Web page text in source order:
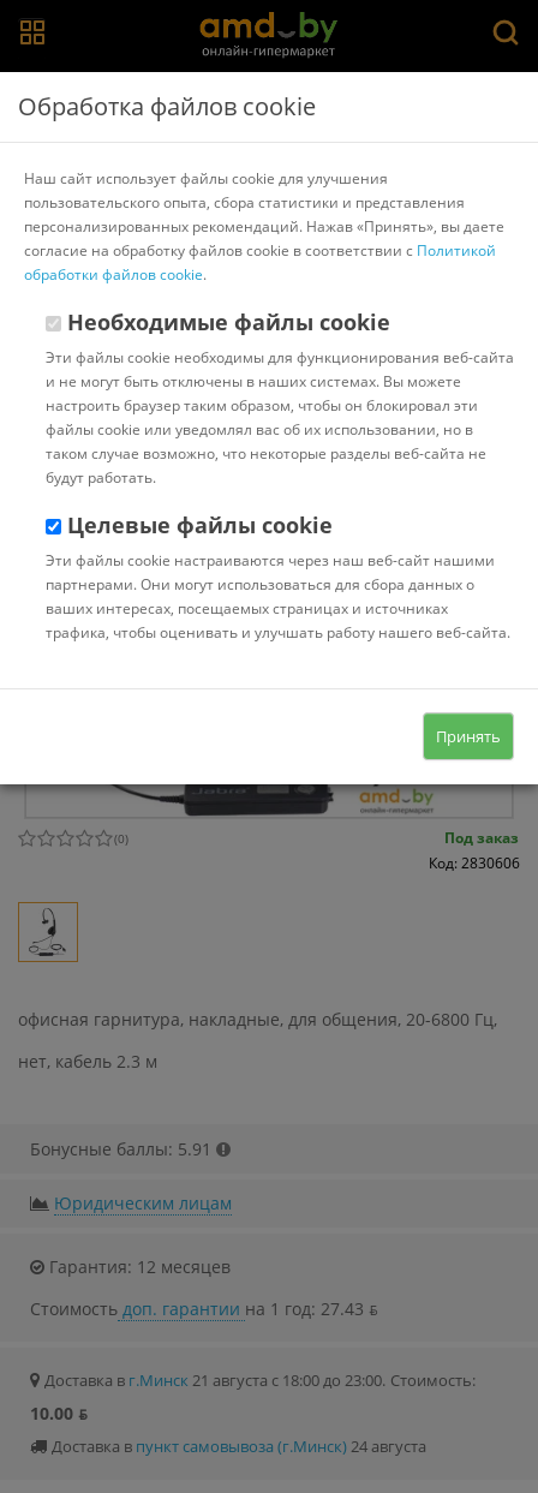
Главная > Каталог товаров Наушники и гарнитуры
Другие товары Jabra
(0)
Под заказ
Код: 2830606
офисная гарнитура, накладные, для общения, 20-6800 Гц,
нет, кабель 2.3 м
Бонусные баллы: 5.91
Юридическим лицам
Гарантия: 12 месяцев
Стоимость доп. гарантии на 1 год: 27.43 ƃ
Доставка в г.Минск 21 августа с 18:00 до 23:00. Стоимость:
10.00 ƃ
Доставка в пункт самовывоза (г.Минск)24 августа
Обработка файлов cookie
Наш сайт использует файлы cookie для улучшения
пользовательского опыта, сбора статистики и представления
персонализированных рекомендаций. Нажав «Принять», вы даете
согласие на обработку файлов cookie в соответствии с Политикой
обработки файлов cookie.
Необходимые файлы cookie
Эти файлы cookie необходимы для функционирования веб-сайта
и не могут быть отключены в наших системах. Вы можете
настроить браузер таким образом, чтобы он блокировал эти
файлы cookie или уведомлял вас об их использовании, но в
таком случае возможно, что некоторые разделы веб-сайта не
будут работать.
Целевые файлы cookie
Эти файлы cookie настраиваются через наш веб-сайт нашими
партнерами. Они могут использоваться для сбора данных о
ваших интересах, посещаемых страницах и источниках
трафика, чтобы оценивать и улучшать работу нашего веб-сайта.
Принять